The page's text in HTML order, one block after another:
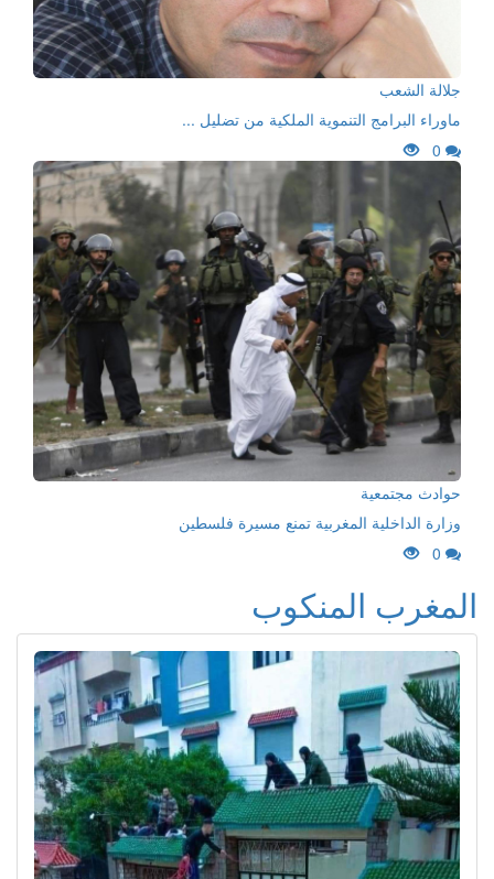
جلالة الشعب
ماوراء البرامج التنموية الملكية من تضليل ...
0
حوادث مجتمعية
وزارة الداخلية المغربية تمنع مسيرة فلسطين
0
المغرب المنكوب